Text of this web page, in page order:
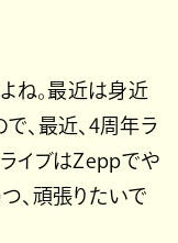
ね。最近は身近
、最近、4周年ラ
イブはZeppでや
、頑張りたいで